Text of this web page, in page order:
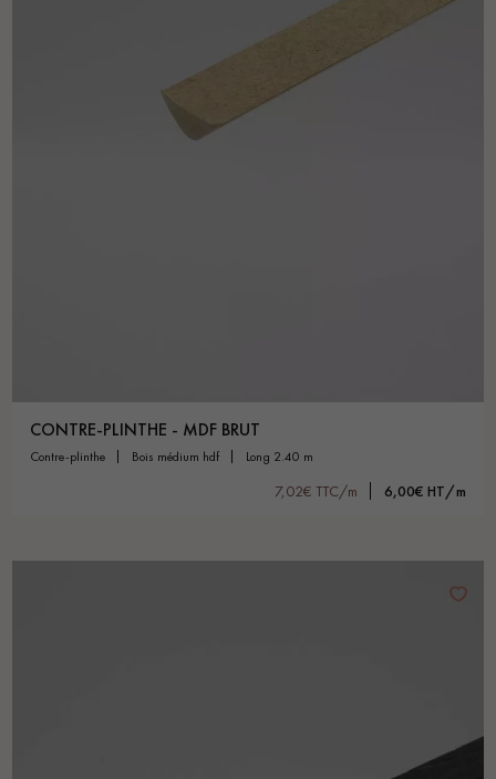
CONTRE-PLINTHE - MDF BRUT
contre-plinthe bois médium hdf long 2.40 m
7,02€ TTC/m 6,00€ HT/m